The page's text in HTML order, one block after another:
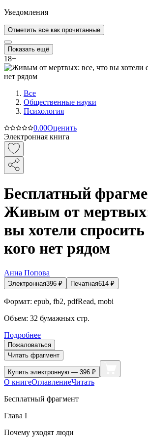
Уведомления
Отметить все как прочитанные
Показать ещё
18+
Все
Общественные науки
Психология
0.00Оценить
Электронная книга
Бесплатный
Живым от мертвых:
вы хотели спросить
кого нет рядом
Анна Попова
Электронная396 ₽ Печатная614 ₽
Формат: epub, fb2, pdfRead, mobi
Объем: 32 бумажных стр.
Подробнее
Пожаловаться
Читать фрагмент
Купить электронную — 396 ₽
О книгеОглавлениеЧитать
Бесплатный фрагмент
Глава I
Почему уходят люди